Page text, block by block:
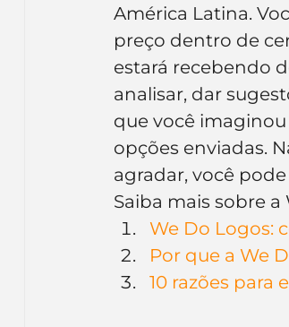
América Latina.
preço dentro de
estará recebendo
analisar, dar
que você
opções enviadas.
agradar, você
Saiba mais sobre a
We Do Logos:
Por que a We
10 razões para